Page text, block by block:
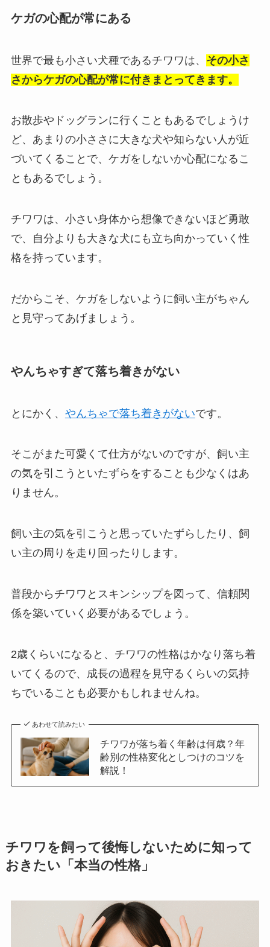
ケガの心配が常にある
世界で最も小さい犬種であるチワワは、 その小さ
さからケガの心配が常に付きまとってきます。
お散歩やドッグランに行くこともあるでしょうけ
ど、あまりの小ささに大きな犬や知らない人が近
づいてくることで、ケガをしないか心配になるこ
ともあるでしょう。
チワワは、小さい身体から想像できないほど勇敢
で、自分よりも大きな犬にも立ち向かっていく性
格を持っています。
だからこそ、ケガをしないように飼い主がちゃん
と見守ってあげましょう。
やんちゃすぎて落ち着きがない
とにかく、 やんちゃで落ち着きがないです。
そこがまた可愛くて仕方がないのですが、飼い主
の気を引こうといたずらをすることも少なくはあ
りません。
飼い主の気を引こうと思っていたずらしたり、飼
い主の周りを走り回ったりします。
普段からチワワとスキンシップを図って、信頼関
係を築いていく必要があるでしょう。
2歳くらいになると、チワワの性格はかなり落ち着
いてくるので、成長の過程を見守るくらいの気持
ちでいることも必要かもしれませんね。
あわせて読みたい
チワワが落ち着く年齢は何歳？年
齢別の性格変化としつけのコツを
解説！
チワワを飼って後悔しないために知って
おきたい「本当の性格」